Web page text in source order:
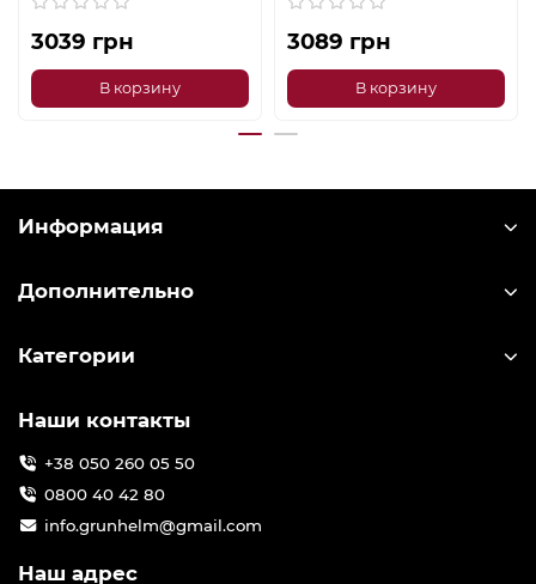
3039 грн
В корзину
3089 грн
В корзину
Информация
Дополнительно
Категории
Наши контакты
+38 050 260 05 50
0800 40 42 80
info.grunhelm@gmail.com
Наш адрес